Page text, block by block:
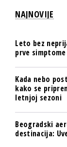
NAJNOVIJE
Leto bez
prve
Kada nebo
kako se
letnjoj sezoni
Beogradski
destinacija: